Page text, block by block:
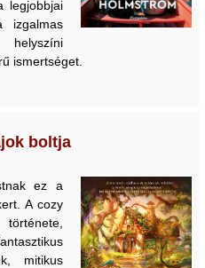
legjobbjai
izgalmas
ismertséget.
boltja
ez a
A cozy
mitikus